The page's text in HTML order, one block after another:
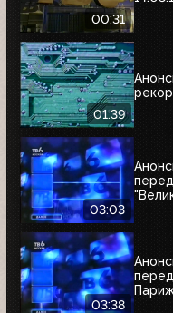
00:31
01:39
03:03
03:38